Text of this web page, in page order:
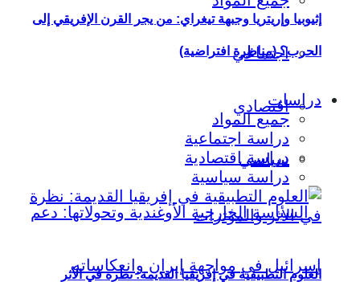
اجتماعي
اقتصادي
سياسي
إثيوبيا وإريتريا وجبهة تيغراي: من يجر القرن الإفريقي إلى
الحرب؟ (مناظرة افتراضية)
دراسات
جميع المواد
دراسة اجتماعية
دراسة اقتصادية
دراسة سياسية
العلوم التطبيقية في إفريقيا القديمة: نظرة في الأثر